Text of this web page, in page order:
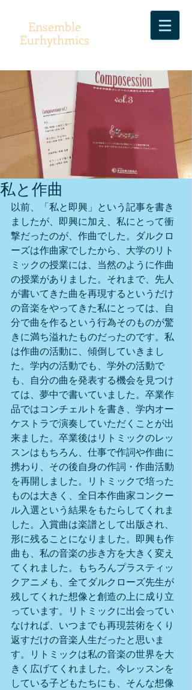
Ensemble
Eurhythmics
私と作曲
以前、「私と即興」という記事を書き
ましたが、即興に加え、私にとって衝
撃だったのが、作曲でした。ダルクロ
ーズは作曲家でしたから、大学のリト
ミックの授業には、当然のように作曲
の授業がありました。それまで、先人
が書いてきた曲を再現するというだけ
の音楽をやってきた私にとっては、自
分で曲を作るという行為そのものが驚
きに満ち溢れたものだったのです。私
は作曲の活動に、傾倒していきまし
た。学内の活動でも、学外の活動で
も、自分の曲を発表する機会を見つけ
ては、夢中で書いていました。卒業作
品ではコンチェルトを書き、学内オー
ケストラで演奏していただくことが出
来ました。卒業後はリトミックのレッ
スンはもちろん、仕事で作詞や作曲に
携わり、その後自身の作詞・作曲活動
を再開しました。リトミックで培った
ものは大きく、全日本作曲家コンクー
ル入選という結果をもたらしてくれま
した。入賞曲は楽譜として出版され、
形に残ることになりました。即興も作
曲も、私の音楽の歩き方を大きく変え
てくれました。もちろんプラスティッ
クアニメも、全てダルクローズ先生が
残してくれた想像と創造の上に成り立
っています。リトミックに出会ってい
なければ、いつまでも再現芸術をくり
返すだけの音楽人生だったと思いま
す。リトミックは私の音楽の世界を大
きく広げてくれました。今レッスンを
している子どもたちにも、そんな想像